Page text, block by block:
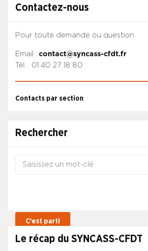
Contactez-nous
Pour toute demande ou question.
Email : contact@syncass-cfdt.fr
Tél. : 01 40 27 18 80
Contacts par section
Rechercher
Le récap du SYNCASS-CFDT